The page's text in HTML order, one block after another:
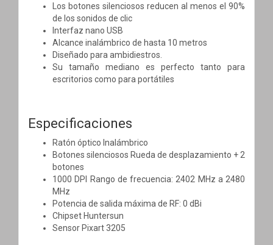
Los botones silenciosos reducen al menos el 90%
de los sonidos de clic
Interfaz nano USB
Alcance inalámbrico de hasta 10 metros
Diseñado para ambidiestros.
Su tamaño mediano es perfecto tanto para
escritorios como para portátiles
Especificaciones
Ratón óptico Inalámbrico
Botones silenciosos Rueda de desplazamiento + 2
botones
1000 DPI Rango de frecuencia: 2402 MHz a 2480
MHz
Potencia de salida máxima de RF: 0 dBi
Chipset Huntersun
Sensor Pixart 3205